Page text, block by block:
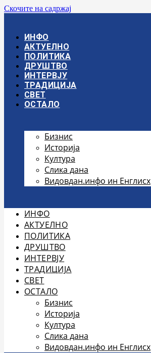
Скочите на садржај
ИНФО
АКТУЕЛНО
ПОЛИТИКА
ДРУШТВО
ИНТЕРВЈУ
ТРАДИЦИЈА
СВЕТ
ОСТАЛО
Бизнис
Историја
Култура
Слика дана
Видовдан.инфо ин Енглисх
ИНФО
АКТУЕЛНО
ПОЛИТИКА
ДРУШТВО
ИНТЕРВЈУ
ТРАДИЦИЈА
СВЕТ
ОСТАЛО
Бизнис
Историја
Култура
Слика дана
Видовдан.инфо ин Енглисх